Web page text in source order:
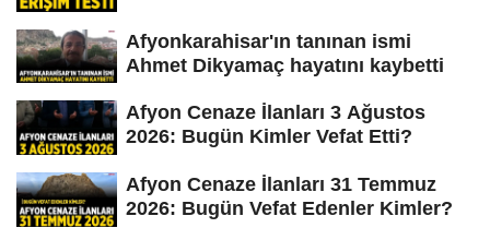
Afyonkarahisar'ın tanınan ismi
Ahmet Dikyamaç hayatını kaybetti
Afyon Cenaze İlanları 3 Ağustos
2026: Bugün Kimler Vefat Etti?
Afyon Cenaze İlanları 31 Temmuz
2026: Bugün Vefat Edenler Kimler?